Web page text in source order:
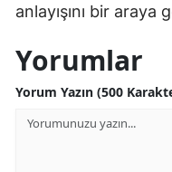
anlayışını bir araya
Yorumlar
Yorum Yazın (500